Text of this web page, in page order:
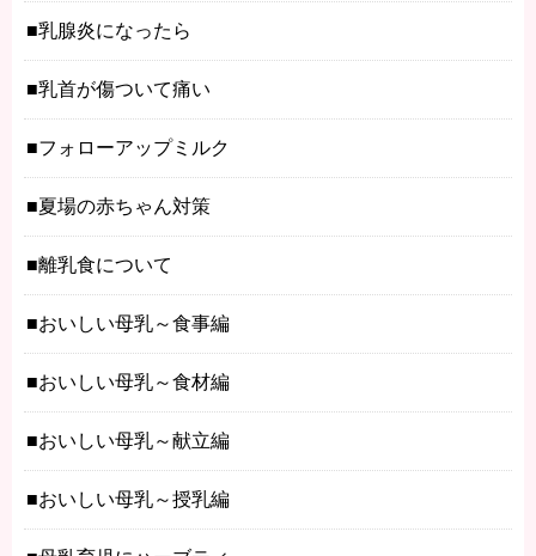
乳腺炎になったら
乳首が傷ついて痛い
フォローアップミルク
夏場の赤ちゃん対策
離乳食について
おいしい母乳～食事編
おいしい母乳～食材編
おいしい母乳～献立編
おいしい母乳～授乳編